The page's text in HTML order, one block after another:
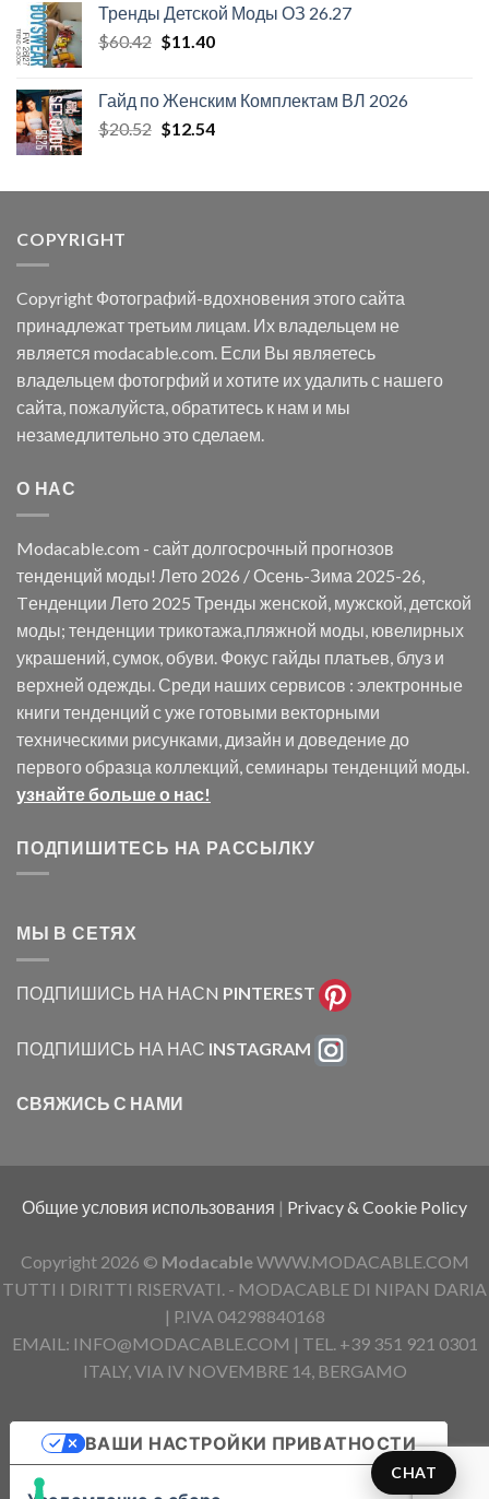
$67.26.
Тренды Детской Моды ОЗ 26.27
$60.42 Первоначальная
$60.42.
$11.40Текущая
Гайд по Женским Комплектам ВЛ 2026
$20.52 Первоначальная
$20.52.
$12.54Текущая
COPYRIGHT
Copyright Фотографий-вдохновения этого сайта
принадлежат третьим лицам. Их владельцем не
является modacable.com. Если Вы являетесь
владельцем фотогрфий и хотите их удалить с нашего
сайта, пожалуйста, обратитесь к нам и мы
незамедлительно это сделаем.
О НАС
Modacable.com - сайт долгосрочный прогнозов
тенденций моды! Лето 2026 / Осень-Зима 2025-26,
Tенденции Лето 2025 Тренды женской, мужской, детской
моды; тенденции трикотажа,пляжной моды, ювелирных
украшений, сумок, обуви. Фокус гайды платьев, блуз и
верхней одежды. Среди наших сервисов : электронные
книги тенденций с уже готовыми векторными
техническими рисунками, дизайн и доведение до
первого образца коллекций, семинары тенденций моды.
узнайте больше о нас!
ПОДПИШИТЕСЬ НА РАССЫЛКУ
МЫ В СЕТЯХ
ПОДПИШИСЬ НА НАСN PINTEREST
ПОДПИШИСЬ НА НАС INSTAGRAM
СВЯЖИСЬ С НАМИ
Общие условия использования | Privacy & Cookie Policy
Copyright 2026 © ModacableWWW.MODACABLE.COM
TUTTI I DIRITTI RISERVATI. - MODACABLE DI NIPAN DARIA
| P.IVA 04298840168
EMAIL: INFO@MODACABLE.COM | TEL. +39 351 921 0301
ITALY, VIA IV NOVEMBRE 14, BERGAMO
CHAT
ВАШИ НАСТРОЙКИ ПРИВАТНОСТИ